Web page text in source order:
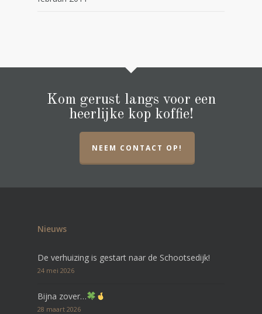
Kom gerust langs voor een
heerlijke kop koffie!
NEEM CONTACT OP!
Nieuws
De verhuizing is gestart naar de Schootsedijk!
24 mei 2026
Bijna zover…
28 maart 2026